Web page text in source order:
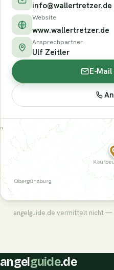
info@wallertretzer.de
Website
www.wallertretzer.de
Ansprechpartner
Ulf Zeitler
E-
angelguide.de vermittelt nicht
angel guide.de